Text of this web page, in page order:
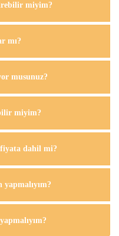
miyim?
mı?
musunuz?
miyim?
dahil mi?
yapmalıyım?